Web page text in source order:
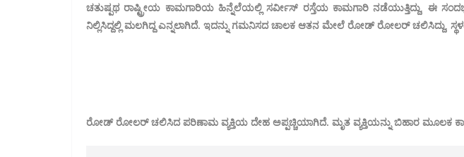
ಚತುಷ್ಪಥ ರಾಷ್ಟ್ರೀಯ ಕಾಮಗಾರಿಯ ಹಿನ್ನೆಲೆಯಲ್ಲಿ ಸರ್ವೀಸ್ ರಸ್ತೆಯ ಕಾಮಗಾರಿ ನಡೆಯುತ್ತಿದ್ದು, ಈ
ನಿಲ್ಲಿಸಿದ್ದಲ್ಲಿ ಮಲಗಿದ್ದ ಎನ್ನಲಾಗಿದೆ. ಇದನ್ನು ಗಮನಿಸದ ಚಾಲಕ ಆತನ ಮೇಲೆ ರೋಡ್ ರೋಲರ್ ಚಲಿಸಿದ್ದು,
ರೋಡ್ ರೋಲರ್ ಚಲಿಸಿದ ಪರಿಣಾಮ ವ್ಯಕ್ತಿಯ ದೇಹ ಅಪ್ಪಚ್ಚಿಯಾಗಿದೆ. ಮೃತ ವ್ಯಕ್ತಿಯನ್ನು ಬಿಹಾರ ಮೂಲಕ